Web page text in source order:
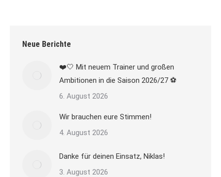
Neue Berichte
❤️🤍 Mit neuem Trainer und großen
Ambitionen in die Saison 2026/27 ⚽
6. August 2026
Wir brauchen eure Stimmen!
4. August 2026
Danke für deinen Einsatz, Niklas!
3. August 2026